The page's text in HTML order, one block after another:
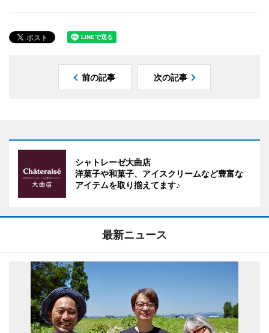
前の記事 次の記事
シャトレーゼ大曲店
洋菓子や和菓子、アイスクリームなど豊富な
アイテムを取り揃えてます♪
最新ニュース